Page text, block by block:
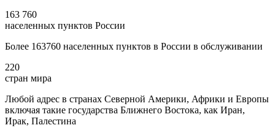
163 760
населенных пунктов России
Более 163760 населенных пунктов в России в обслуживании
220
стран мира
Любой адрес в странах Северной Америки, Африки и Европы
включая такие государства Ближнего Востока, как Иран,
Ирак, Палестина